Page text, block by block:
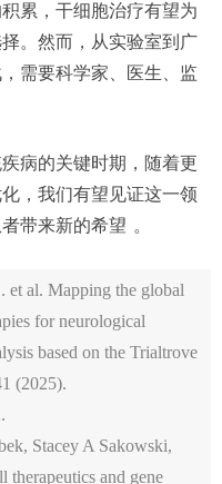
累，干细胞治疗有望为
。然而，从实验室到广
需要科学家、医生、监
病的关键时期，随着更
，我们有望见证这一领
带来新的希望 。
et al. Mapping the global
for neurological
based on the Trialtrove
(2025).
Stacey A Sakowski,
and gene